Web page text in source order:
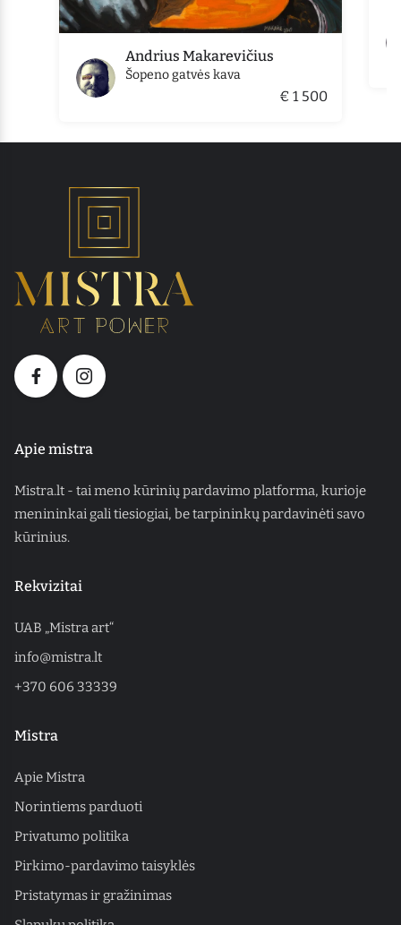
Andrius Makarevičius
Šopeno gatvės kava
€ 1 500
Apie mistra
Mistra.lt - tai meno kūrinių pardavimo platforma, kurioje
menininkai gali tiesiogiai, be tarpininkų pardavinėti savo
kūrinius.
Rekvizitai
UAB „Mistra art“
info@mistra.lt
+370 606 33339
Mistra
Apie Mistra
Norintiems parduoti
Privatumo politika
Pirkimo-pardavimo taisyklės
Pristatymas ir gražinimas